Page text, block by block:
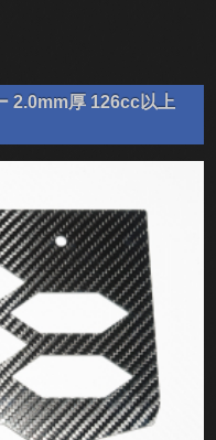
2.0mm厚 126cc以上